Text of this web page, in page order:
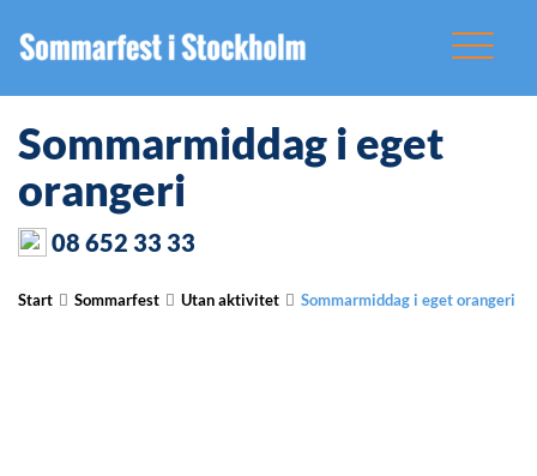
Sommarmiddag i eget
orangeri
08 652 33 33
Start Sommarfest Utan aktivitet Sommarmiddag i eget orangeri